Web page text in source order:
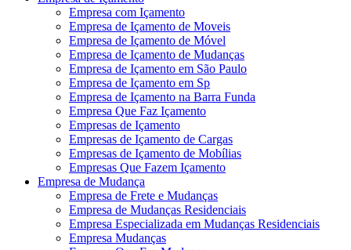
Empresa com Içamento
Empresa de Içamento de Moveis
Empresa de Içamento de Móvel
Empresa de Içamento de Mudanças
Empresa de Içamento em São Paulo
Empresa de Içamento em Sp
Empresa de Içamento na Barra Funda
Empresa Que Faz Içamento
Empresas de Içamento
Empresas de Içamento de Cargas
Empresas de Içamento de Mobílias
Empresas Que Fazem Içamento
Empresa de Mudança
Empresa de Frete e Mudanças
Empresa de Mudanças Residenciais
Empresa Especializada em Mudanças Residenciais
Empresa Mudanças